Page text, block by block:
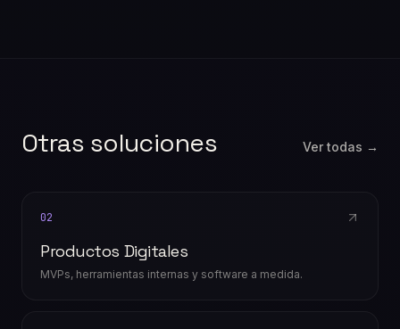
Otras soluciones Ver todas →
02
Productos Digitales
MVPs, herramientas internas y software a medida.